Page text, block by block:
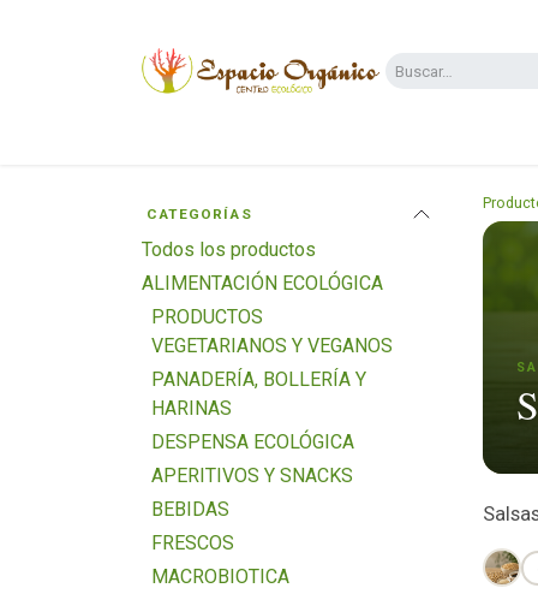
CATEGORÍAS
Todos los productos
ALIMENTACIÓN ECOLÓGICA
PRODUCTOS
VEGETARIANOS Y VEGANOS
PANADERÍA, BOLLERÍA Y
HARINAS
DESPENSA ECOLÓGICA
APERITIVOS Y SNACKS
BEBIDAS
FRESCOS
MACROBIOTICA